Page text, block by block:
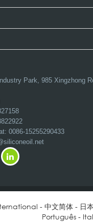
Park, 985 Xingzhong
0086-15255290433
- 中文简体- 日
Português -